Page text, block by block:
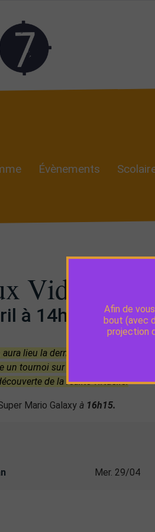
Évènements
Vidéo
à 14h
aura lieu la dernière
tournoi sur grand écran, du
de la réalité virtuelle.
Mario Galaxy à 16h15.
Mer. 29/04
Afin de
bout (avec
projection